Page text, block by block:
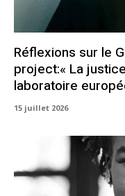
Réflexions sur le
project:« La
laboratoire
15 juillet 2026